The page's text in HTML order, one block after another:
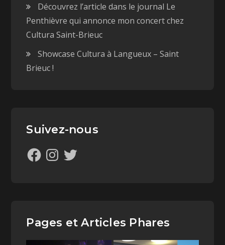
Découvrez l’article dans le journal Le
Penthièvre qui annonce mon concert chez
Cultura Saint-Brieuc
Showcase Cultura à Langueux – Saint
Brieuc !
Suivez-nous
Pages et Articles Phares